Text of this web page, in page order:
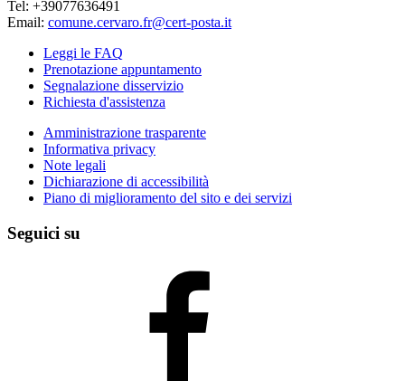
Tel: +39077636491
Email: comune.cervaro.fr@cert-posta.it
Leggi le FAQ
Prenotazione appuntamento
Segnalazione disservizio
Richiesta d'assistenza
Amministrazione trasparente
Informativa privacy
Note legali
Dichiarazione di accessibilità
Piano di miglioramento del sito e dei servizi
Seguici su